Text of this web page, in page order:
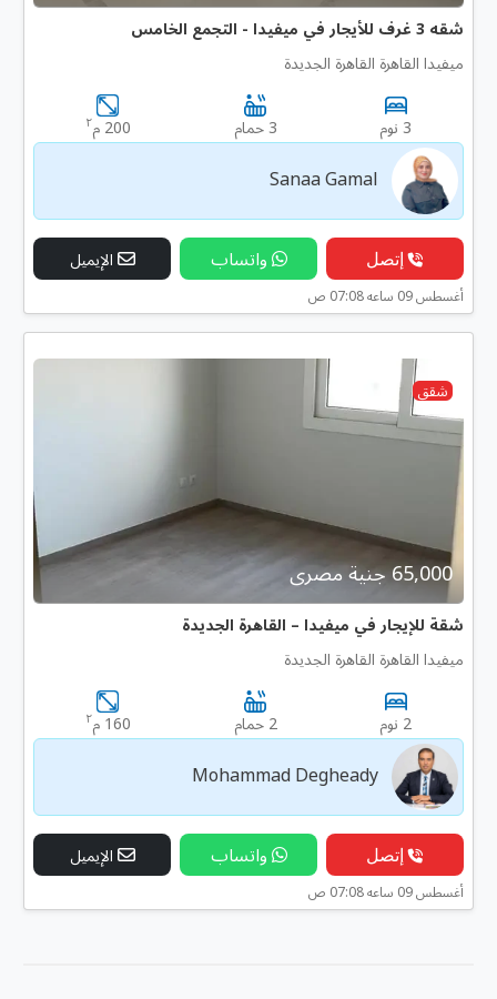
شقه 3 غرف للأيجار في ميفيدا - التجمع الخامس
ميفيدا القاهرة القاهرة الجديدة
3 نوم 3 حمام 200 م ٢
Sanaa Gamal
إتصل واتساب الإيميل
أغسطس 09 ساعه 07:08 ص
شقق
65,000 جنية مصرى
شقة للإيجار في ميفيدا – القاهرة الجديدة
ميفيدا القاهرة القاهرة الجديدة
2 نوم 2 حمام 160 م ٢
Mohammad Degheady
إتصل واتساب الإيميل
أغسطس 09 ساعه 07:08 ص